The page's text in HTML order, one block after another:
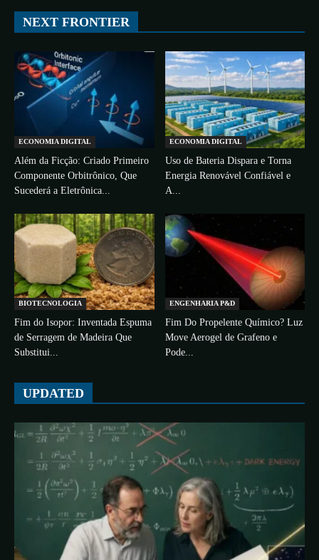
NEXT FRONTIER
ECONOMIA DIGITAL
Além da Ficção: Criado Primeiro
Componente Orbitrônico, Que
Sucederá a Eletrônica...
ECONOMIA DIGITAL
Uso de Bateria Dispara e Torna
Energia Renovável Confiável e
A...
BIOTECNOLOGIA
Fim do Isopor: Inventada Espuma
de Serragem de Madeira Que
Substitui...
ENGENHARIA P&D
Fim Do Propelente Químico? Luz
Move Aerogel de Grafeno e
Pode...
UPDATED